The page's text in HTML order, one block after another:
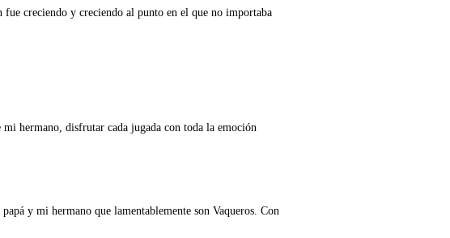
creciendo y creciendo al punto en el que no importaba
hermano, disfrutar cada jugada con toda la emoción
y mi hermano que lamentablemente son Vaqueros. Con